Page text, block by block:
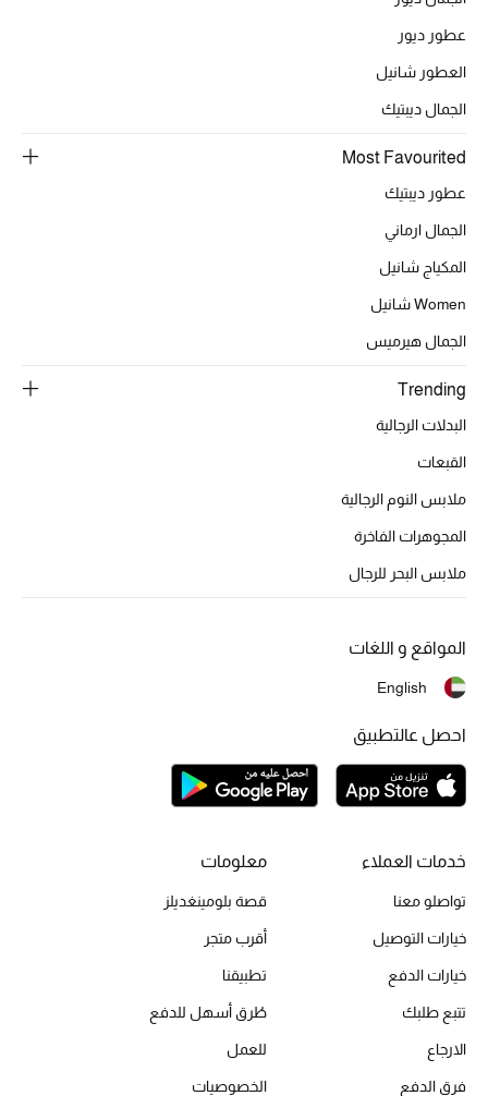
الحقائب النسائية
دليل ملتزمات الحقائب
حقائب رجالية
حقائب الأطفال
أبرز المصممين
تسوقوا الحقائب
الموسم الجديد
الأحذية الرجالية
أحذية للأطفال
أحذية مختارة
تسوقوا الأحذية
عطور ديور
العطور شانيل
الجمال ديبتيك
Most Favourited
عطور ديبتيك
الجمال ارماني
المكياج شانيل
Women شانيل
الجمال هيرميس
Trending
البدلات الرجالية
القبعات
ملابس النوم الرجالية
المجوهرات الفاخرة
ملابس البحر للرجال
خدمات العملاء
تواصلو معنا
خيارات التوصيل
خيارات الدفع
تتبع طلبك
الارجاع
فرق الدفع
معلومات
قصة بلومينغديلز
أقرب متجر
تطبيقنا
طُرق أسهل للدفع
للعمل
الخصوصيات
المواقع و اللغات
English
احصل عالتطبيق